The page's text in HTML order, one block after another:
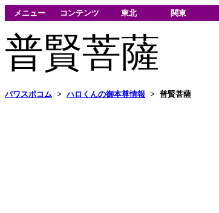
メニュー コンテンツ 東北 関東
普賢菩薩
パワスポコム > ハロくんの御本尊情報 > 普賢菩薩